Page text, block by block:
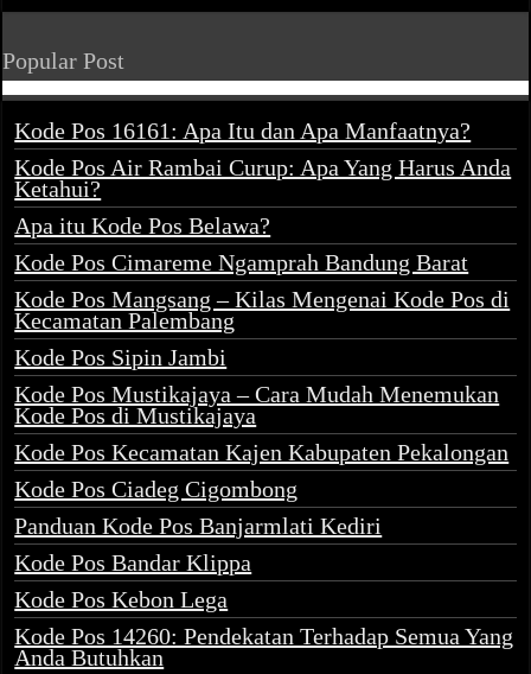
Popular Post
Kode Pos 16161: Apa Itu dan Apa Manfaatnya?
Kode Pos Air Rambai Curup: Apa Yang Harus Anda
Ketahui?
Apa itu Kode Pos Belawa?
Kode Pos Cimareme Ngamprah Bandung Barat
Kode Pos Mangsang – Kilas Mengenai Kode Pos di
Kecamatan Palembang
Kode Pos Sipin Jambi
Kode Pos Mustikajaya – Cara Mudah Menemukan
Kode Pos di Mustikajaya
Kode Pos Kecamatan Kajen Kabupaten Pekalongan
Kode Pos Ciadeg Cigombong
Panduan Kode Pos Banjarmlati Kediri
Kode Pos Bandar Klippa
Kode Pos Kebon Lega
Kode Pos 14260: Pendekatan Terhadap Semua Yang
Anda Butuhkan